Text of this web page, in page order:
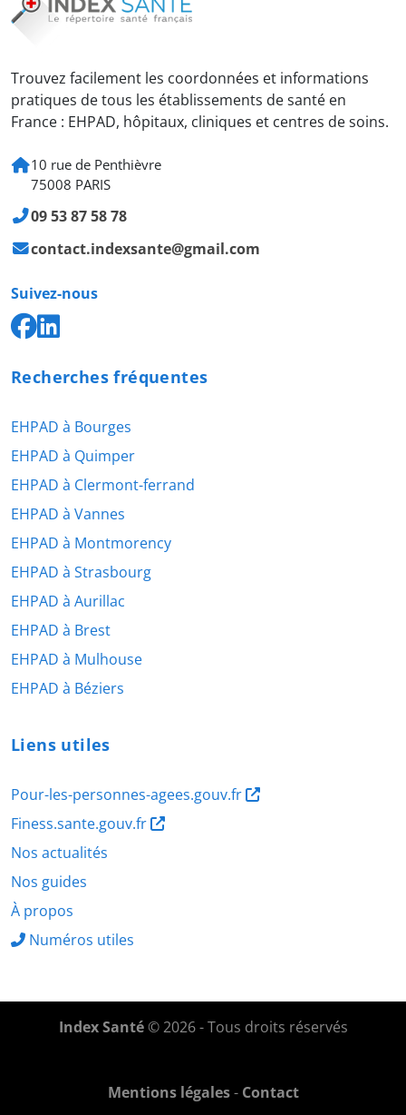
Trouvez facilement les coordonnées et informations
pratiques de tous les établissements de santé en
France : EHPAD, hôpitaux, cliniques et centres de soins.
10 rue de Penthièvre
75008 PARIS
09 53 87 58 78
contact.indexsante@gmail.com
Suivez-nous
Recherches fréquentes
EHPAD à Bourges
EHPAD à Quimper
EHPAD à Clermont-ferrand
EHPAD à Vannes
EHPAD à Montmorency
EHPAD à Strasbourg
EHPAD à Aurillac
EHPAD à Brest
EHPAD à Mulhouse
EHPAD à Béziers
Liens utiles
Pour-les-personnes-agees.gouv.fr
Finess.sante.gouv.fr
Nos actualités
Nos guides
À propos
Numéros utiles
Index Santé© 2026 - Tous droits réservés
Mentions légales- Contact